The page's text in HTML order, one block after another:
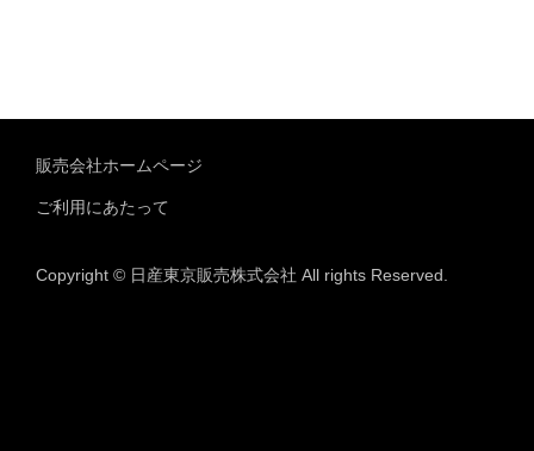
販売会社ホームページ
ご利用にあたって
Copyright © 日産東京販売株式会社 All rights Reserved.